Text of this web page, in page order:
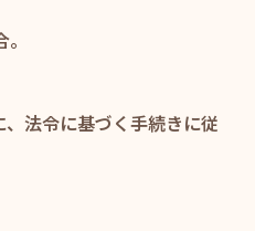
法令に基づく手続きに従